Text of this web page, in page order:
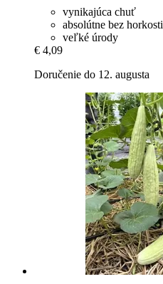
vynikajúca chuť
absolútne bez horkosti
veľké úrody
€ 4,09
Doručenie do 12. augusta